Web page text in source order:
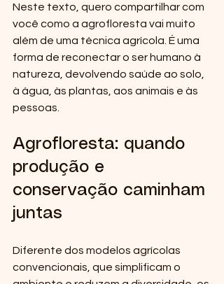
Neste texto, quero compartilhar com
você como a agrofloresta vai muito
além de uma técnica agrícola. É uma
forma de reconectar o ser humano à
natureza, devolvendo saúde ao solo,
à água, às plantas, aos animais e às
pessoas.
Agrofloresta: quando
produção e
conservação caminham
juntas
Diferente dos modelos agrícolas
convencionais, que simplificam o